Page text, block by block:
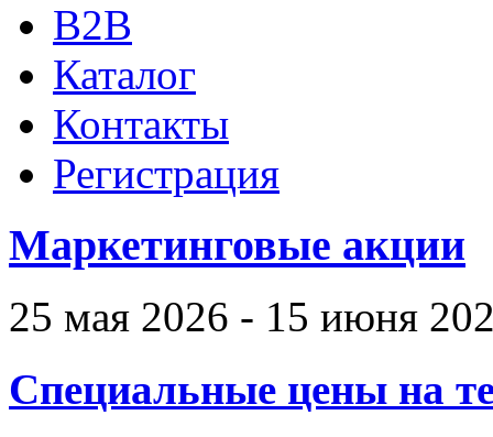
B2B
Каталог
Контакты
Регистрация
Маркетинговые акции
25 мая 2026 - 15 июня
Специальные цены на